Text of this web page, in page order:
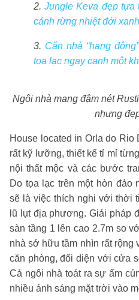
2.Jungle Keva đẹp tựa
cảnh rừng nhiệt đới
3. Căn nhà “hang
tọa lạc ngay cạnh một
Ngôi nhà mang đậm nét
nhưng
House located in Orla do
rất kỹ lưỡng, thiết kế tỉ mỉ
nội thất mộc và các bước
Do tọa lạc trên một hòn đảo
sẽ là việc thích nghi với thời
lũ lụt địa phương. Giải pháp
sàn tầng 1 lên cao 2.7m so
nhà sở hữu tầm nhìn rất rộng
căn phòng, đối diện với cửa
Cả ngôi nhà toát ra sự ấm
nhiều ánh sáng mặt trời vào